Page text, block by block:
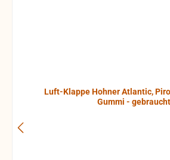
Luft-Klappe Hohner Atlantic,
Gummi - gebraucht